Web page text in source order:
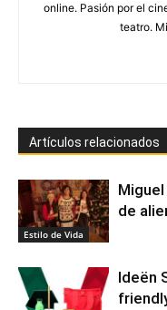
online. Pasión por el
teatro.
Artículos relacionados
Estilo de Vida
de
Ideën